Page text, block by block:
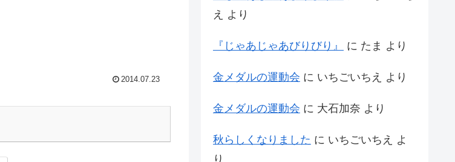
2014.07.23
え
より
『じゃあじゃあびりびり』 に たま より
金メダルの運動会 に いちごいちえ より
金メダルの運動会 に 大石加奈 より
秋らしくなりました に いちごいちえ
よ
り